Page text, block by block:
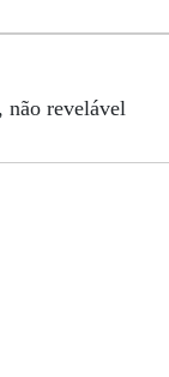
não revelável